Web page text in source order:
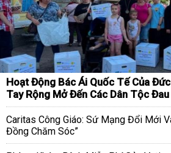
Hoạt Động Bác Ái Quốc Tế Của
Tay Rộng Mở Đến Các Dân Tộc
Caritas Công Giáo: Sứ Mạng Đổi Mới
Đồng Chăm Sóc”